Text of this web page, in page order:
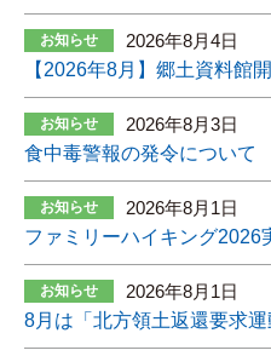
お知らせ 2026年8月4日
【2026年8月】郷土資料館
お知らせ 2026年8月3日
食中毒警報の発令について
お知らせ 2026年8月1日
ファミリーハイキング2026
お知らせ 2026年8月1日
8月は「北方領土返還要求